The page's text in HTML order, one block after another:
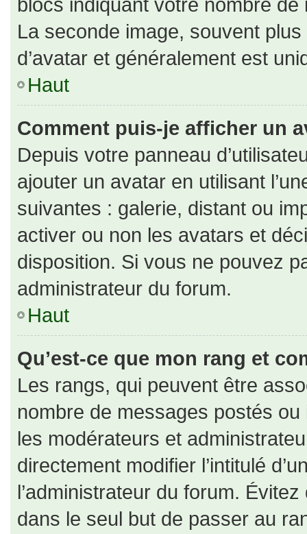
La seconde image, souvent
d’avatar et généralement est
Haut
Comment puis-je afficher un
Depuis votre panneau
ajouter un avatar en utilisant
suivantes : galerie, distant ou
activer ou non les avatars et
disposition. Si vous ne pouvez
administrateur du forum.
Haut
Qu’est-ce que mon rang et
Les rangs, qui peuvent être
nombre de messages postés
les modérateurs et
directement modifier l’intitulé
l’administrateur du forum.
dans le seul but de passer au